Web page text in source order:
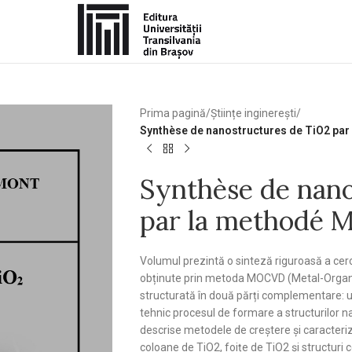
Prima pagină/Științe inginerești/
Synthèse de nanostructures de TiO2 par
Synthèse de
par la methodé
Volumul prezintă o sinteză riguroasă a
obținute prin metoda MOCVD (Metal-
structurată în două părți complementare:
tehnic procesul de formare a structurilor
descrise metodele de creștere și
coloane de TiO2, foițe de TiO2 și structuri